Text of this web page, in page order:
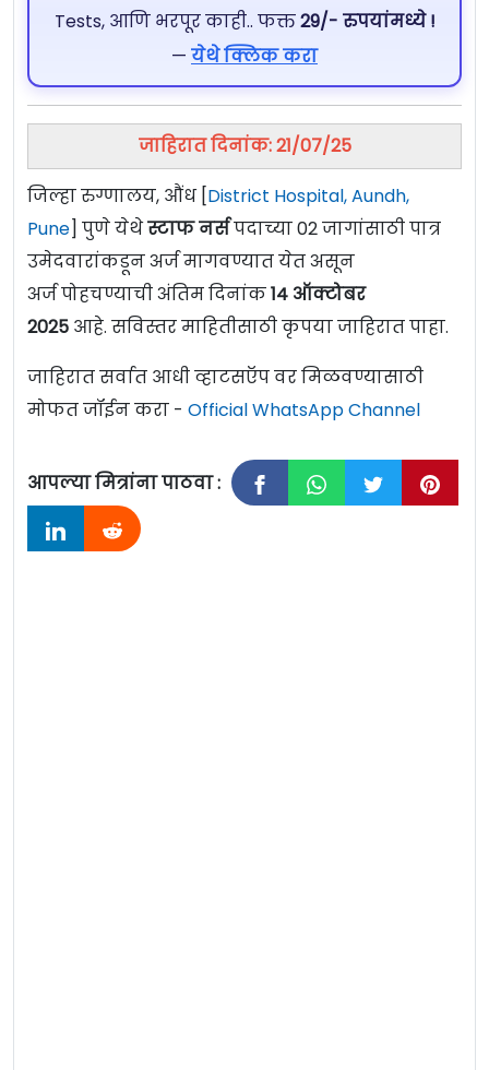
Tests, आणि भरपूर काही.. फक्त29/- रुपयांमध्ये !
— येथे क्लिक करा
जाहिरात दिनांक: 21/07/25
जिल्हा रुग्णालय, औंध [District Hospital, Aundh,
Pune] पुणे येथेस्टाफ नर्सपदाच्या 02 जागांसाठी पात्र
उमेदवारांकडून अर्ज मागवण्यात येत असून
अर्ज पोहचण्याची अंतिम दिनांक14 ऑक्टोबर
2025 आहे. सविस्तर माहितीसाठी कृपया जाहिरात पाहा.
जाहिरात सर्वात आधी व्हाटसऍप वर मिळवण्यासाठी
मोफत जॉईन करा - Official WhatsApp Channel
आपल्या मित्रांना पाठवा :